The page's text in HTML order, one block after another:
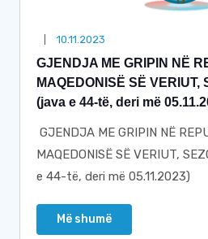
10.11.2023
GJENDJA ME GRIPIN NË
MAQEDONISË SË VERIUT,
(java e 44-të, deri më
GJENDJA ME GRIPIN NË
MAQEDONISË SË VERIUT,
e 44-të, deri më 05.11.2023)
Më shumë